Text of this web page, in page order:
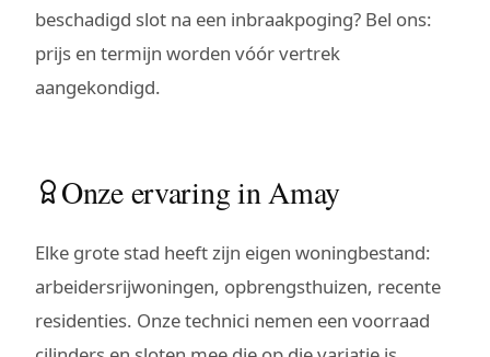
beschadigd slot na een inbraakpoging? Bel ons:
prijs en termijn worden vóór vertrek
aangekondigd.
Onze ervaring in Amay
Elke grote stad heeft zijn eigen woningbestand:
arbeidersrijwoningen, opbrengsthuizen, recente
residenties. Onze technici nemen een voorraad